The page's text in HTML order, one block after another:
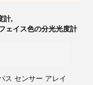
計,
ェイス色の分光光度計
ス センサー アレイ